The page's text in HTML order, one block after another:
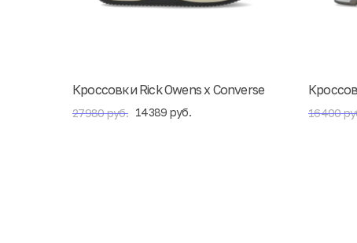
Кроссовки Rick Owens x Converse
27980 руб. 14389 руб. 16400